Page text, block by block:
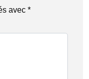
avec *